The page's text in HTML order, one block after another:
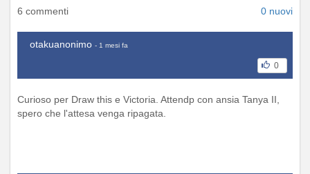
6 commenti 0 nuovi
otakuanonimo - 1 mesi fa
0
Curioso per Draw this e Victoria. Attendp con ansia Tanya II,
spero che l'attesa venga ripagata.